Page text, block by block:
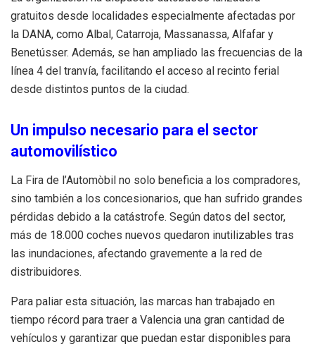
gratuitos desde localidades especialmente afectadas por
la DANA, como Albal, Catarroja, Massanassa, Alfafar y
Benetússer. Además, se han ampliado las frecuencias de la
línea 4 del tranvía, facilitando el acceso al recinto ferial
desde distintos puntos de la ciudad.
Un impulso necesario para el sector
automovilístico
La Fira de l’Automòbil no solo beneficia a los compradores,
sino también a los concesionarios, que han sufrido grandes
pérdidas debido a la catástrofe. Según datos del sector,
más de 18.000 coches nuevos quedaron inutilizables tras
las inundaciones, afectando gravemente a la red de
distribuidores.
Para paliar esta situación, las marcas han trabajado en
tiempo récord para traer a Valencia una gran cantidad de
vehículos y garantizar que puedan estar disponibles para